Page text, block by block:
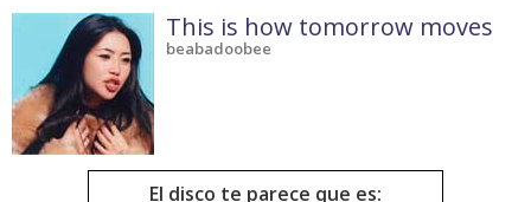
This is how tomorrow moves
beabadoobee
El disco te parece que es: